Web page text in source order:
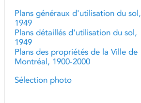
Plans généraux d'utilisation du sol,
1949
Plans détaillés d'utilisation du sol,
1949
Plans des propriétés de la Ville de
Montréal, 1900-2000
Sélection photo